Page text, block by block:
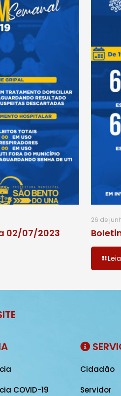
02/07/2023
26 de
COVID-19
Cidadão
Servidor